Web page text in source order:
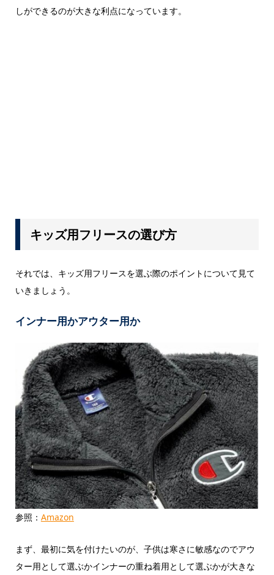
しができるのが大きな利点になっています。
キッズ用フリースの選び方
それでは、キッズ用フリースを選ぶ際のポイントについて見て
いきましょう。
インナー用かアウター用か
参照： Amazon
まず、最初に気を付けたいのが、子供は寒さに敏感なのでアウ
ター用として選ぶかインナーの重ね着用として選ぶかが大きな